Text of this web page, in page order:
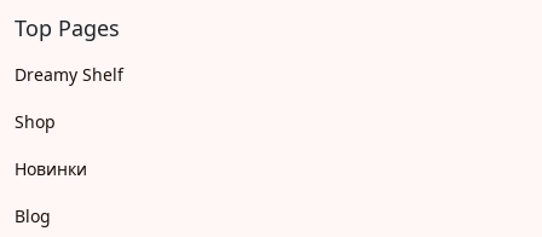
Top Pages
Dreamy Shelf
Shop
Новинки
Blog